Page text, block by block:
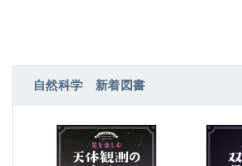
自然科学 新着図書